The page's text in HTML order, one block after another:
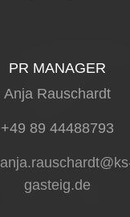
PR MANAGER
Anja Rauschardt
+49 89 44488793
gasteig.de